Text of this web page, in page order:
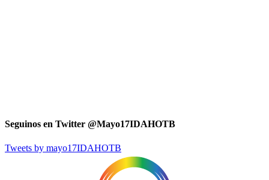
Seguinos en Twitter @Mayo17IDAHOTB
Tweets by mayo17IDAHOTB